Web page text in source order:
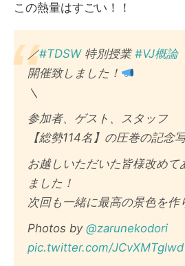
この熱量はすごい！！
／#TDSW特別授業#VJ概論
開催致しました！
＼
参加者、ゲスト、スタッフ
【総勢114名】の圧巻の記念
お越しいただいた皆様改めて
ました！
次回も一緒に最高の景色を作
Photos by @zarunekodori
pic.twitter.com/JCvXMTglwd